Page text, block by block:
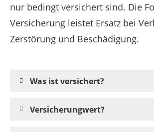
nur bedingt versichert sind. Die
Versicherung leistet Ersatz bei
Zerstörung und Beschädigung.
Was ist versichert?
Versicherungwert?